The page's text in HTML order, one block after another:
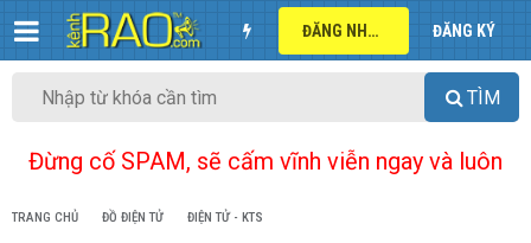
ĐĂNG NHẬP ĐĂNG KÝ
TÌM
Đừng cố SPAM, sẽ cấm vĩnh viễn ngay và luôn
TRANG CHỦ ĐỒ ĐIỆN TỬ ĐIỆN TỬ - KTS